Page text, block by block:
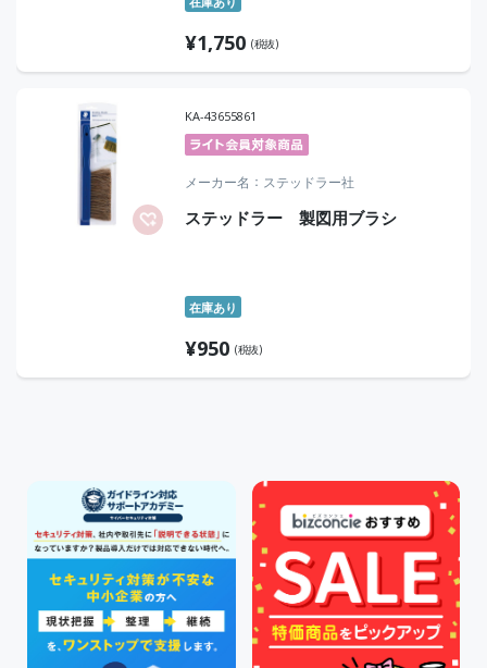
¥1,750 (税抜)
KA-43655861
メーカー名 ステッドラー社
ステッドラー 製図用ブラシ
在庫あり
¥950 (税抜)